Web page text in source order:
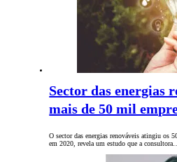
Sector das energias
mais de 50 mil
O sector das energias renováveis atingiu os
em 2020, revela um estudo que a